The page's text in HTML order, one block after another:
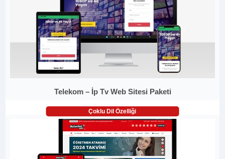
Telekom – İp Tv Web Sitesi Paketi
Çoklu Dil Özelliği